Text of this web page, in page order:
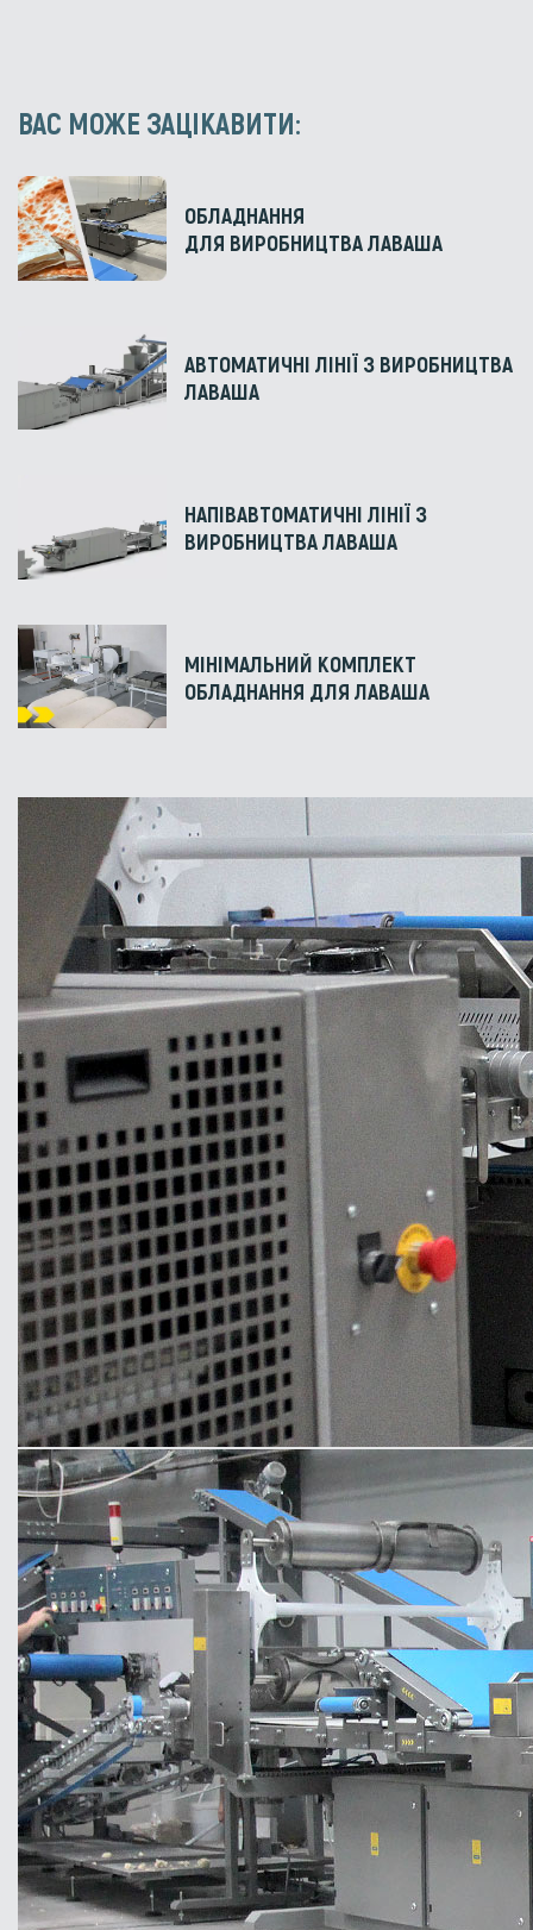
ВАС МОЖЕ ЗАЦІКАВИТИ:
ОБЛАДНАННЯ
ДЛЯ ВИРОБНИЦТВА ЛАВАША
АВТОМАТИЧНІ ЛІНІЇ З ВИРОБНИЦТВА
ЛАВАША
НАПІВАВТОМАТИЧНІ ЛІНІЇ З
ВИРОБНИЦТВА ЛАВАША
МІНІМАЛЬНИЙ КОМПЛЕКТ
ОБЛАДНАННЯ ДЛЯ ЛАВАША